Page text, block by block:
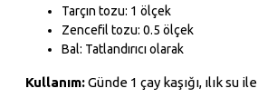
Tarçın tozu: 1 ölçek
Zencefil tozu: 0.5 ölçek
Bal: Tatlandırıcı olarak
Kullanım:Günde 1 çay kaşığı, ılık su ile